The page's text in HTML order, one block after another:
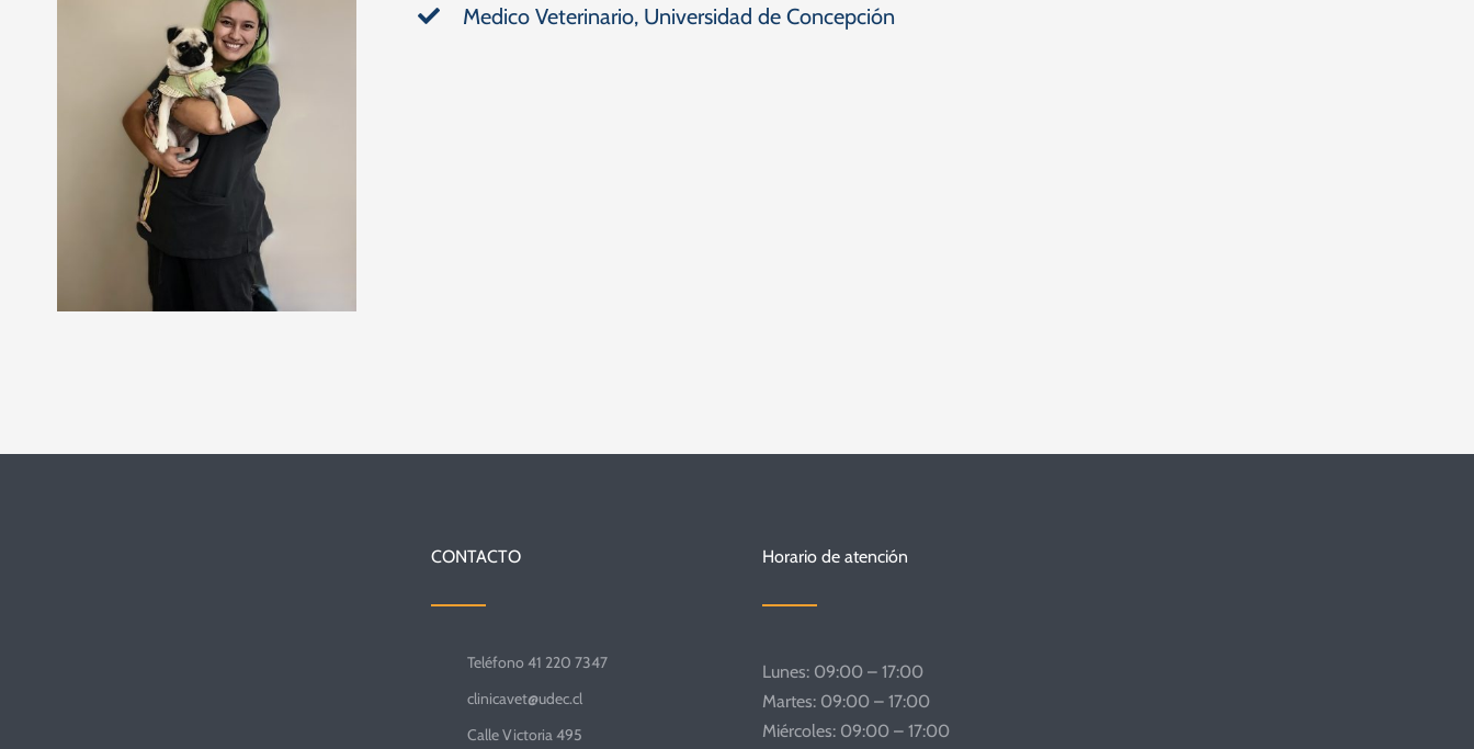
Medico Veterinario, Universidad de Concepción
CONTACTO
Teléfono 41 220 7347
clinicavet@udec.cl
Calle Victoria 495
Horario de atención
Lunes: 09:00 – 17:00
Martes: 09:00 – 17:00
Miércoles: 09:00 – 17:00